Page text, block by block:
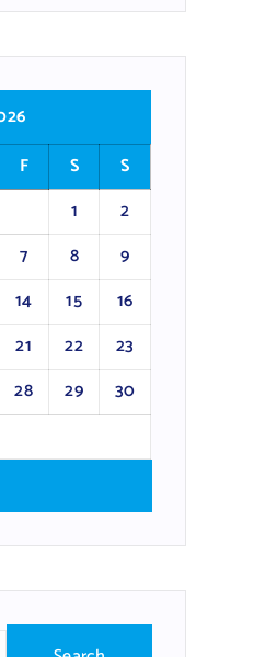
F S
S
1
2
7 8
9
14 15
16
21 22
23
28 29
30